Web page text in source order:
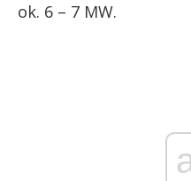
ok. 6 – 7 MW.